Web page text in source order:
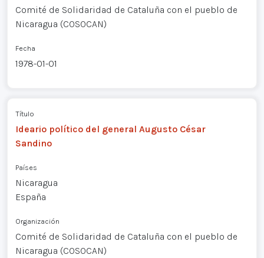
Comité de Solidaridad de Cataluña con el pueblo de
Nicaragua (COSOCAN)
Fecha
1978-01-01
Título
Ideario político del general Augusto César
Sandino
Países
Nicaragua
España
Organización
Comité de Solidaridad de Cataluña con el pueblo de
Nicaragua (COSOCAN)